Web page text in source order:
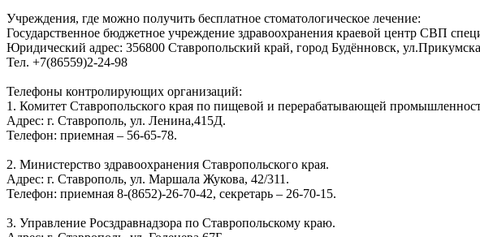
Учреждения, где можно получить бесплатное стоматологическое лечение:
Государственное бюджетное учреждение здравоохранения краевой центр СВП
Юридический адрес: 356800 Ставропольский край, город Будённовск,
Тел. +7(86559)2-24-98
Телефоны контролирующих организаций:
1. Комитет Ставропольского края по пищевой и перерабатывающей
Адрес: г. Ставрополь, ул. Ленина,415Д.
Телефон: приемная – 56-65-78.
2. Министерство здравоохранения Ставропольского края.
Адрес: г. Ставрополь, ул. Маршала Жукова, 42/311.
Телефон: приемная 8-(8652)-26-70-42, секретарь – 26-70-15.
3. Управление Росздравнадзора по Ставропольскому краю.